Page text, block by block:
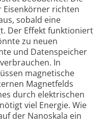
Eisen­körner richten
sobald eine
Der Effekt funktioniert
zu neuen
und Daten­speicher
In
magnetische
Magnetfelds
durch elektrischen
viel Energie. Wie
der Nanoskala ein